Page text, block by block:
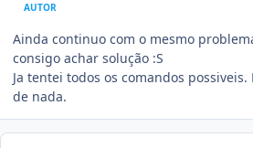
AUTOR
Ainda continuo com o mesmo
consigo achar solução :S
Ja tentei todos os comandos
de nada.